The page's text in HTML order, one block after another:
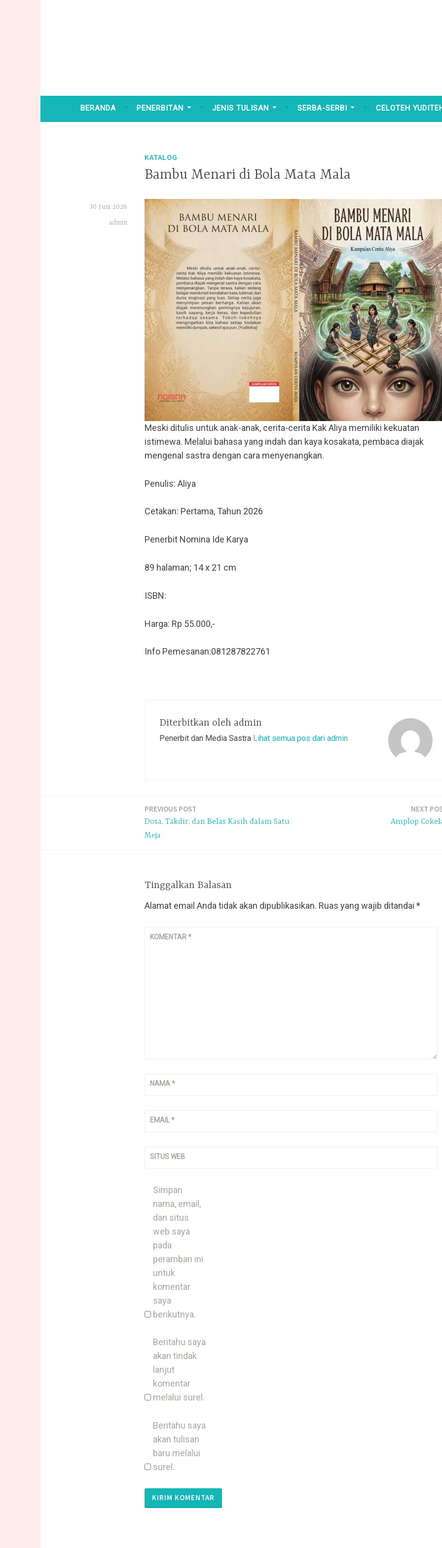
BERANDA PENERBITAN JENIS TULISAN SERBA-SERBI CELOTEH
KATALOG
Bambu Menari di Bola Mata Mala
30 Juni 2026
admin
Meski ditulis untuk anak-anak, cerita-cerita Kak Aliya memiliki kekuatan
istimewa. Melalui bahasa yang indah dan kaya kosakata, pembaca diajak
mengenal sastra dengan cara menyenangkan.
Penulis: Aliya
Cetakan: Pertama, Tahun 2026
Penerbit Nomina Ide Karya
89 halaman; 14 x 21 cm
ISBN:
Harga: Rp 55.000,-
Info Pemesanan:081287822761
Diterbitkan oleh admin
Penerbit dan Media Sastra Lihat semua pos dari admin
PREVIOUS POST
Dosa, Takdir, dan Belas Kasih dalam Satu
Meja
NEXT
Amplop
Tinggalkan Balasan
Alamat email Anda tidak akan dipublikasikan. Ruas yang wajib ditandai *
KOMENTAR*
NAMA*
EMAIL*
SITUS WEB
Simpan
nama, email,
dan situs
web saya
pada
peramban ini
untuk
komentar
saya
berikutnya.
Beritahu saya
akan tindak
lanjut
komentar
melalui surel.
Beritahu saya
akan tulisan
baru melalui
surel.